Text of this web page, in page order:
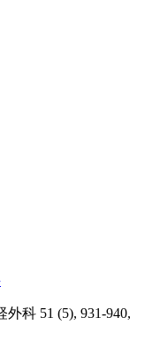
外科 51 (5), 931-940,